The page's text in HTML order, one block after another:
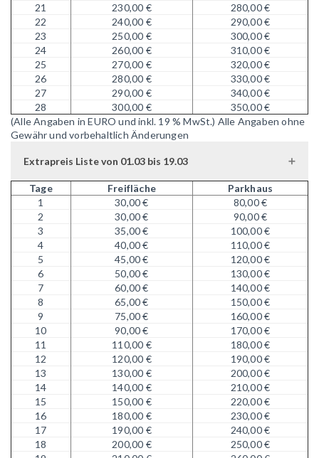
21
230,00 €
280,00 €
22
240,00 €
290,00 €
23
250,00 €
300,00 €
24
260,00 €
310,00 €
25
270,00 €
320,00 €
26
280,00 €
330,00 €
27
290,00 €
340,00 €
28
300,00 €
350,00 €
(Alle Angaben in EURO und inkl. 19 % MwSt.) Alle Angaben ohne
Gewähr und vorbehaltlich Änderungen
Extrapreis Liste von 01.03 bis 19.03
Tage Freifläche
Parkhaus
1
30,00 €
80,00 €
2
30,00 €
90,00 €
3
35,00 €
100,00 €
4
40,00 €
110,00 €
5
45,00 €
120,00 €
6
50,00 €
130,00 €
7
60,00 €
140,00 €
8
65,00 €
150,00 €
9
75,00 €
160,00 €
10
90,00 €
170,00 €
11
110,00 €
180,00 €
12
120,00 €
190,00 €
13
130,00 €
200,00 €
14
140,00 €
210,00 €
15
150,00 €
220,00 €
16
180,00 €
230,00 €
17
190,00 €
240,00 €
18
200,00 €
250,00 €